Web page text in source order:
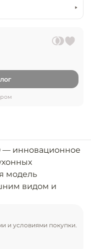
Барное
Кофейное
фастфуда
Инвентарь
питания
Оснащение
Оснащение
цехов
бытового
Ассортимент и
оборудования
— инновационное
модель
видом и
удобному
и условиями покупки.